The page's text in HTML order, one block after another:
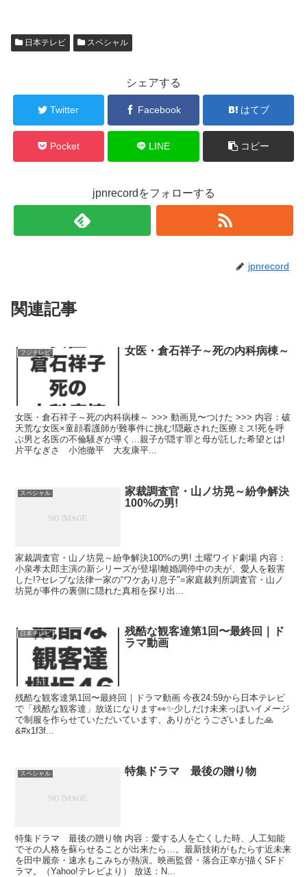
ウ
で
開
い
新
ン
ウ
開
き
ま
す
)
ウ
で
開
日本テレビ スペシャル
シェアする
Twitter Facebook はてブ
Pocket LINE コピー
jpnrecordをフォローする
jpnrecord
関連記事
フジテレビ 女医・倉石祥子～死の内科病棟～
女医・倉石祥子～死の内科病棟～ >>> 動画見〜つけた >>> 内容：破
天荒な女医×童顔看護師が難事件に挑む!隠蔽された医療ミス!死を呼
ぶ男と名医の不倫騒ぎが導く…親子が隠す罪と母が託した希望とは!
片平なぎさ 小池徹平 大友康平...
スペシャル
家裁調査官・山ノ坊晃～紛争解決
100%の男!
家裁調査官・山ノ坊晃～紛争解決100%の男! 土曜ワイド劇場 内容：
小泉孝太郎主演の新シリーズが登場!離婚調停中の夫が、愛人を殺害
した!?セレブな法律一家の“ワケあり息子"=家庭裁判所調査官・山ノ
坊晃が事件の裏側に隠れた真相を探り出...
日本テレビ
残酷な観客達第1回〜最終回｜ド
ラマ動画
残酷な観客達第1回〜最終回｜ドラマ動画 今夜24:59から日本テレビ
で「残酷な観客達」放送になります👀✨少しだけ未来っぽいイメージ
で制服を作らせていただいています、ありがとうございました🙏
&#x1f3f...
スペシャル 特集ドラマ 最後の贈り物
特集ドラマ 最後の贈り物 内容：愛する人を亡くした時、人工知能
でその人格を蘇らせることが出来たら…。最新技術がもたらす近未来
を田中麗奈・速水もこみちが熱演。映画監督・落合正幸が描くSFド
ラマ。（Yahoo!テレビより） 放送：N...